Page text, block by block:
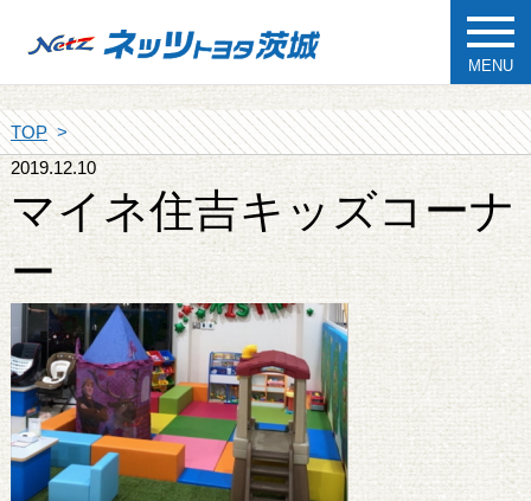
MENU
TOP
2019.12.10
マイネ住吉キッズコーナ
ー